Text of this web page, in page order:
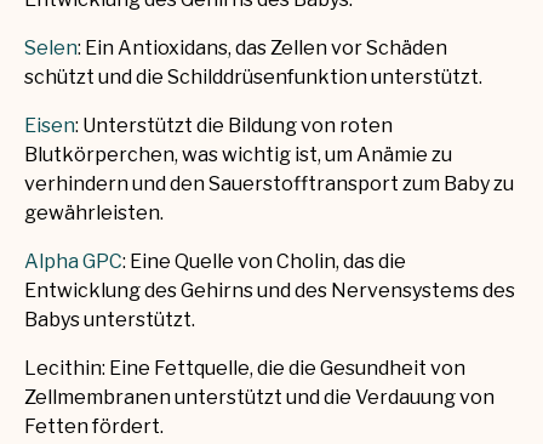
Selen: Ein Antioxidans, das Zellen vor Schäden
schützt und die Schilddrüsenfunktion unterstützt.
Eisen: Unterstützt die Bildung von roten
Blutkörperchen, was wichtig ist, um Anämie zu
verhindern und den Sauerstofftransport zum Baby zu
gewährleisten.
Alpha GPC: Eine Quelle von Cholin, das die
Entwicklung des Gehirns und des Nervensystems des
Babys unterstützt.
Lecithin: Eine Fettquelle, die die Gesundheit von
Zellmembranen unterstützt und die Verdauung von
Fetten fördert.